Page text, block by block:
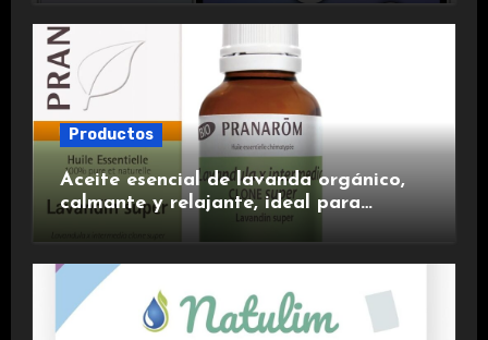
Productos
Aceite esencial de lavanda orgánico,
calmante y relajante, ideal para